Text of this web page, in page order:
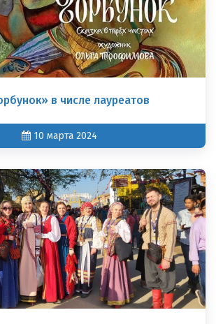
в числе лауреатов
10 марта 2024